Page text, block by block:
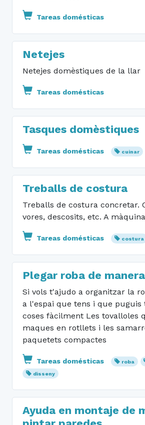
Tareas domésticas
Netejes
Netejes domèstiques de la llar
Tareas domésticas
Tasques domèstiques
Tareas domésticas cuinar
Treballs de costura
Treballs de costura concretar.
vores, descosits, etc. A
Tareas domésticas costura
Plegar roba de
Si vols t'ajudo a organitzar la
a l'espai que tens i que puguis
coses fàcilment Les tovalloles
maques en rotllets i les
paquetets compactes
Tareas domésticas roba
disseny
Ayuda en montaje de